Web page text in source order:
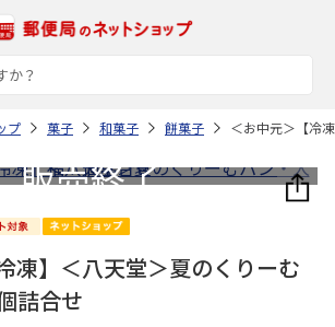
プ 菓子 和菓子 餅菓子 ＜お中元＞【冷
凍】＜八天堂＞夏のくりーむ
詰合せ